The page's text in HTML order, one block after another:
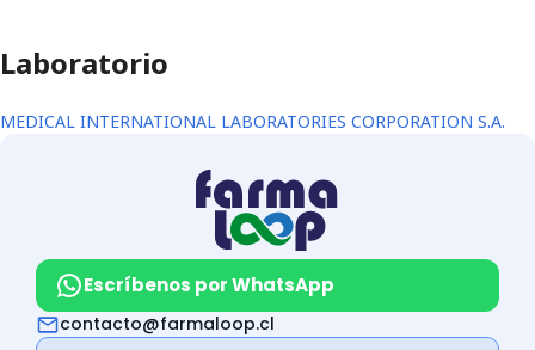
Laboratorio
MEDICAL INTERNATIONAL LABORATORIES CORPORATION S.A.
Escríbenos por WhatsApp
contacto@farmaloop.cl